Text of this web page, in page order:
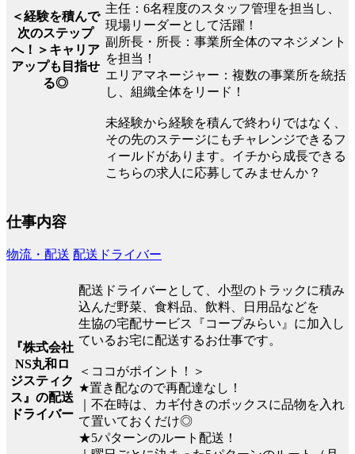
＜経験を積んで
次のステップ
へ！＞キャリア
アップも目指せ
る◎
主任：6名程度のスタッフ管理を担当し、
現場リーダーとして活躍！
副所長・所長：事業所全体のマネジメント
を担当！
エリアマネージャー：複数の事業所を統括
し、組織全体をリード！
未経験から経験を積んで終わりではなく、
その先のステージにもチャレンジできるフ
ィールドがあります。イチから成長できる
こちらの求人に応募してみませんか？
仕事内容
物流・配送 配送ドライバー
『株式会社
NS丸和ロ
ジスティク
ス』の配送
ドライバー
配送ドライバーとして、小型のトラックに積み
込んだ野菜、食料品、飲料、日用品などを
生協の宅配サービス『コープみらい』に加入し
ているお宅に配送するお仕事です。
＜ココがポイント！＞
★置き配なので再配達なし！
｜不在時は、カギ付きのボックスに品物を入れ
て置いておくだけ◎
★5パターンのルート配送！